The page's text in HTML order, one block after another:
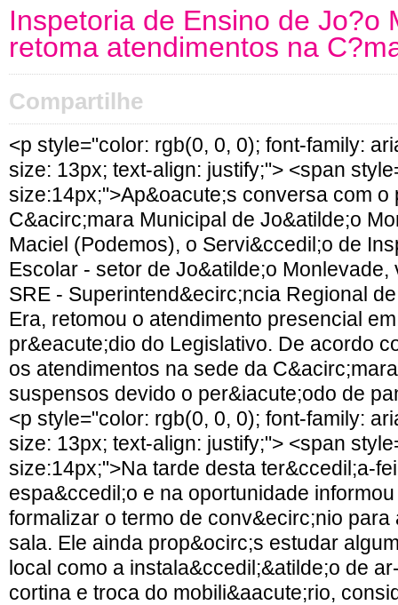
Inspetoria de Ensino de Jo?o
retoma atendimentos na
Compartilhe
<p style="color: rgb(0, 0, 0); font-family:
size: 13px; text-align: justify;"> <span
size:14px;">Ap&oacute;s conversa com o
C&acirc;mara Municipal de Jo&atilde;o
Maciel (Podemos), o Servi&ccedil;o de
Escolar - setor de Jo&atilde;o
SRE - Superintend&ecirc;ncia Regional
Era, retomou o atendimento presencial
pr&eacute;dio do Legislativo. De acordo
os atendimentos na sede da
suspensos devido o per&iacute;odo de
<p style="color: rgb(0, 0, 0); font-family:
size: 13px; text-align: justify;"> <span
size:14px;">Na tarde desta ter&ccedil;a-
espa&ccedil;o e na oportunidade
formalizar o termo de conv&ecirc;nio para
sala. Ele ainda prop&ocirc;s estudar
local como a instala&ccedil;&atilde;o de
cortina e troca do mobili&aacute;rio,